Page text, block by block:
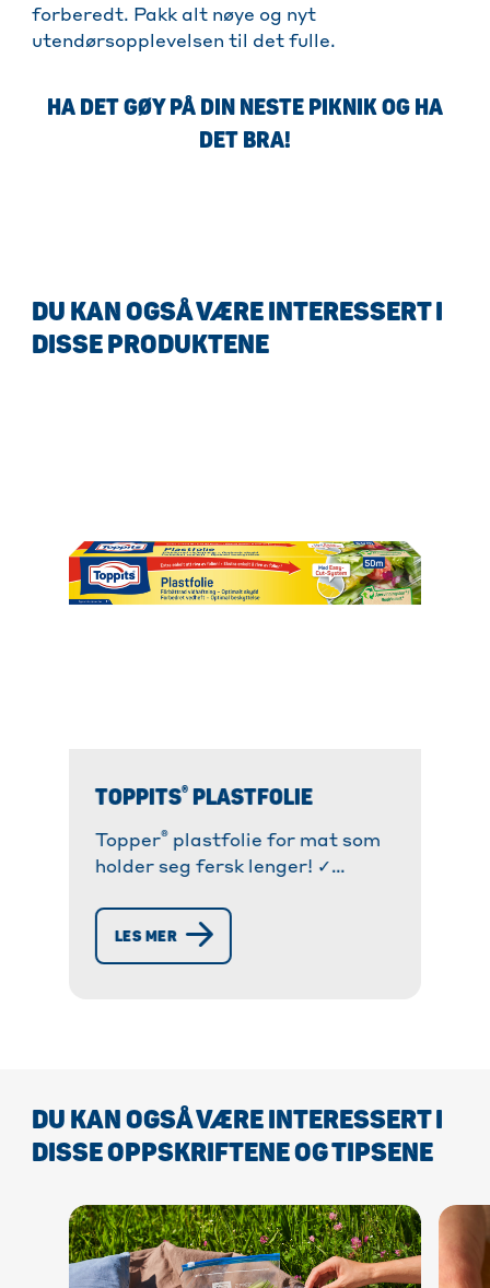
forberedt. Pakk alt nøye og nyt
utendørsopplevelsen til det fulle.
HA DET GØY PÅ DIN NESTE PIKNIK OG HA
DET BRA!
DU KAN OGSÅ VÆRE INTERESSERT I
DISSE PRODUKTENE
TOPPITS®PLASTFOLIE
Topper® plastfolie for mat som
holder seg fersk lenger! ✓
Cut-system
for enkel avriving »
Oppdag nå!
LES MER
DU KAN OGSÅ VÆRE INTERESSERT I
DISSE OPPSKRIFTENE OG TIPSENE